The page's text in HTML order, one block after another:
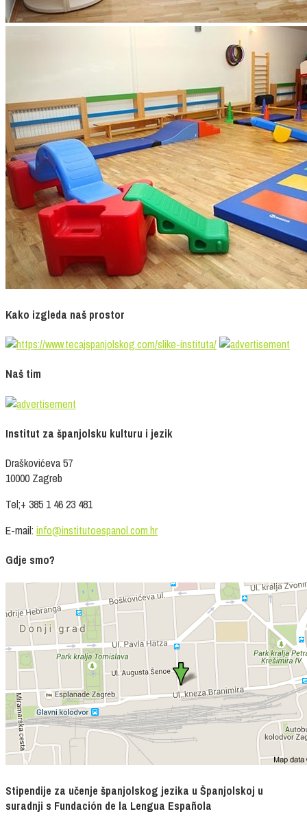
Kako izgleda naš prostor
Naš tim
Institut za španjolsku kulturu i jezik
Draškovićeva 57
10000 Zagreb
Tel;+ 385 1 46 23 481
E-mail: info@institutoespanol.com.hr
Gdje smo?
Stipendije za učenje španjolskog jezika u Španjolskoj u
suradnji s Fundación de la Lengua Española